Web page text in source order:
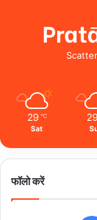
29 ℃
Sat
29
फॉलो करें